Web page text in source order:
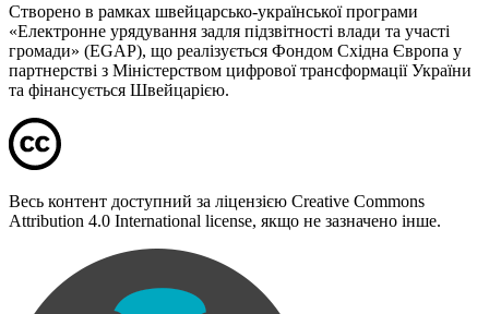
Створено в рамках швейцарсько-української програми
«Електронне урядування задля підзвітності влади та участі
громади» (EGAP), що реалізується Фондом Східна Європа у
партнерстві з Міністерством цифрової трансформації України
та фінансується Швейцарією.
Весь контент доступний за ліцензією Creative Commons
Attribution 4.0 International license, якщо не зазначено інше.